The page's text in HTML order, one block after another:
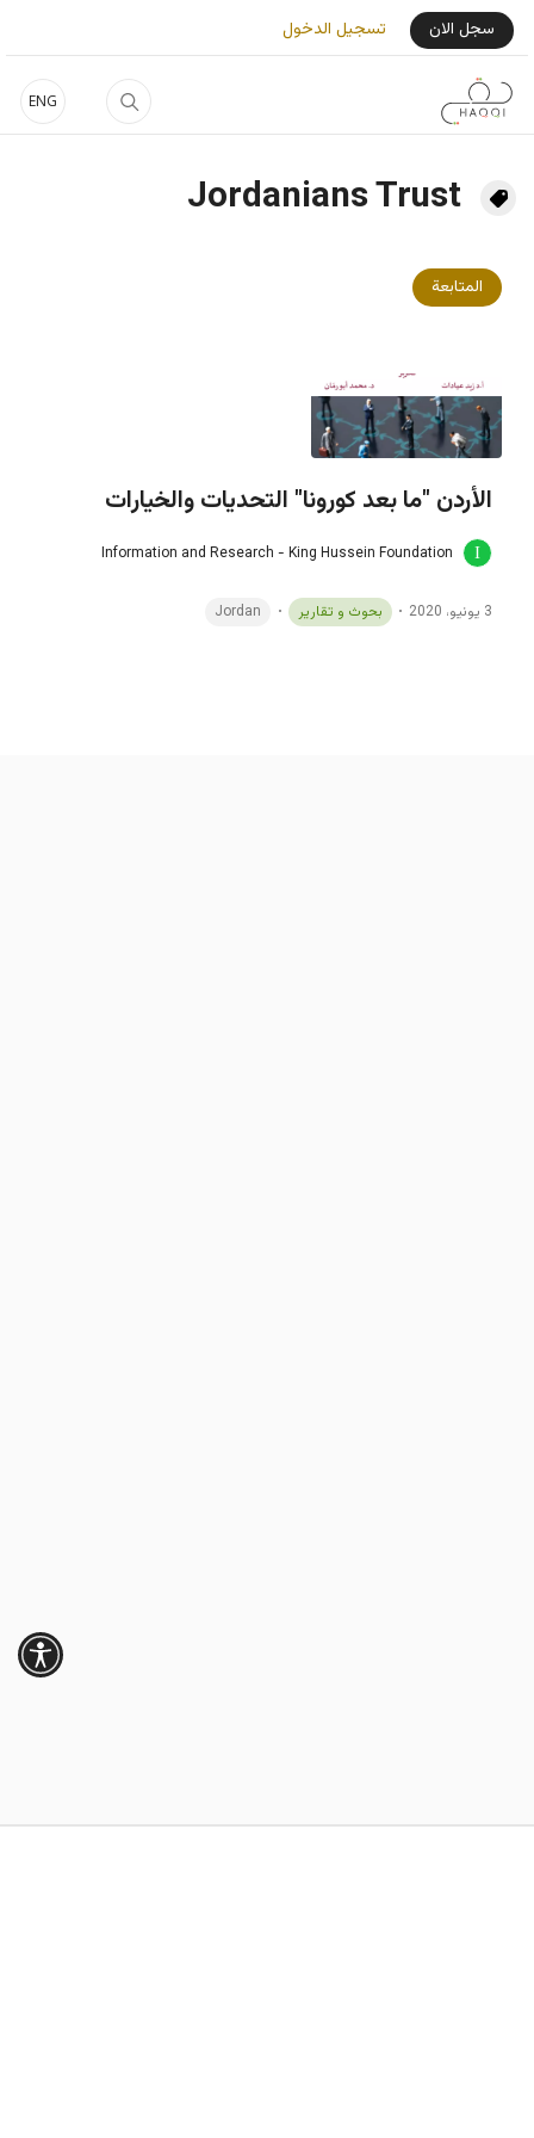
تجاوز إلى المحتوى الرئيسي
ENG
User Login Menu
سجل الان تسجيل الدخول
Jordanians Trust
المتابعة
الأردن "ما بعد كورونا" التحديات والخيارات
Information and Research - King Hussein Foundation
3 يونيو، 2020 بحوث و تقارير Jordan